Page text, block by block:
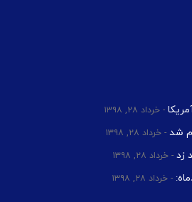
خرداد ۲۸, ۱۳۹۸
شد خرداد ۲۸, ۱۳۹۸
زد خرداد ۲۸, ۱۳۹۸
خرداد ۲۸, ۱۳۹۸